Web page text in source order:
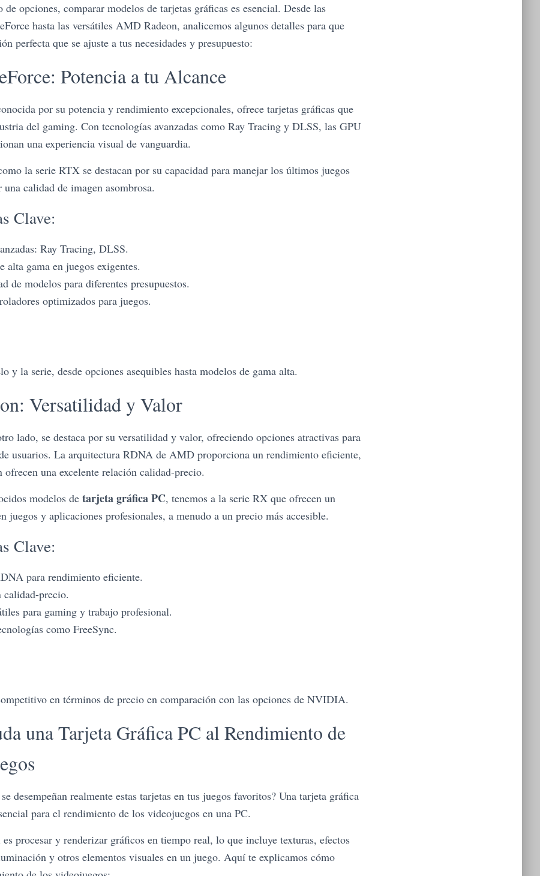
de opciones, comparar modelos de tarjetas gráficas es esencial. Desde las
hasta las versátiles AMD Radeon, analicemos algunos detalles para que
perfecta que se ajuste a tus necesidades y presupuesto:
Potencia a tu Alcance
por su potencia y rendimiento excepcionales, ofrece tarjetas gráficas que
del gaming. Con tecnologías avanzadas como Ray Tracing y DLSS, las GPU
una experiencia visual de vanguardia.
la serie RTX se destacan por su capacidad para manejar los últimos juegos
calidad de imagen asombrosa.
Clave:
Ray Tracing, DLSS.
alta gama en juegos exigentes.
de modelos para diferentes presupuestos.
optimizados para juegos.
y la serie, desde opciones asequibles hasta modelos de gama alta.
Versatilidad y Valor
lado, se destaca por su versatilidad y valor, ofreciendo opciones atractivas para
usuarios. La arquitectura RDNA de AMD proporciona un rendimiento eficiente,
ofrecen una excelente relación calidad-precio.
modelos de tarjeta gráfica PC, tenemos a la serie RX que ofrecen un
juegos y aplicaciones profesionales, a menudo a un precio más accesible.
Clave:
para rendimiento eficiente.
calidad-precio.
para gaming y trabajo profesional.
como FreeSync.
en términos de precio en comparación con las opciones de NVIDIA.
una Tarjeta Gráfica PC al Rendimiento de
desempeñan realmente estas tarjetas en tus juegos favoritos? Una tarjeta gráfica
para el rendimiento de los videojuegos en una PC.
procesar y renderizar gráficos en tiempo real, lo que incluye texturas, efectos
y otros elementos visuales en un juego. Aquí te explicamos cómo